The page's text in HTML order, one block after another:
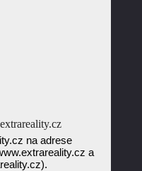
na adrese
a